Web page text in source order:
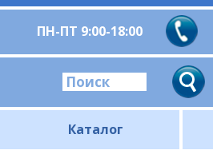
ПН-ПТ 9:00-18:00
Каталог